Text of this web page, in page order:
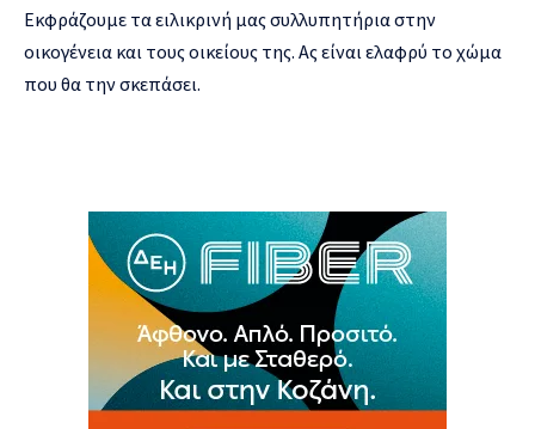
Εκφράζουμε τα ειλικρινή μας συλλυπητήρια στην
οικογένεια και τους οικείους της. Ας είναι ελαφρύ το χώμα
που θα την σκεπάσει.